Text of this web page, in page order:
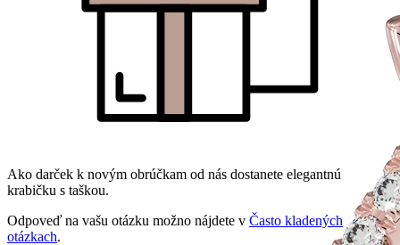
Ako darček k novým obrúčkam od nás dostanete elegantnú
krabičku s taškou.
Odpoveď na vašu otázku možno nájdete v Často kladených
otázkach.